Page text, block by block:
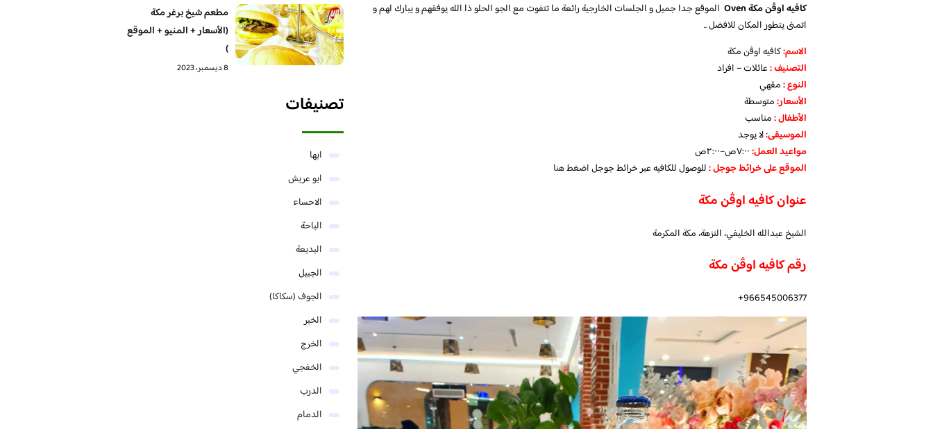
كافيه اوڤن مكة Oven
الموقع جدا جميل و الجلسات الخارجية رائعة ما تتفوت مع الجو الحلو ذا الله يوفقهم و يبارك لهم و
اتمنى يتطور المكان للافضل ..
الاسم:كافيه اوڤن مكة
التصنيف:عائلات – افراد
النوع :مقهي
الأسعار:متوسطة
الأطفال:مناسب
الموسيقى:لا يوجد
مواعيد العمل:
الموقع على خرائط جوجل:للوصول للكافيه عبر خرائط جوجلاضغط هنا
عنوان كافيه اوڤن مكة
الشيخ عبدالله الخليفي، النزهة، مكة المكرمة
رقم كافيه اوڤن مكة
966545006377+
مطعم شيخ برغر مكة
(الأسعار + المنيو + الموقع
)
8 ديسمبر، 2023
تصنيفات
ابها
ابو عريش
الاحساء
الباحة
البديعة
الجبيل
الجوف (سكاكا)
الخبر
الخرج
الخفجي
الدرب
الدمام